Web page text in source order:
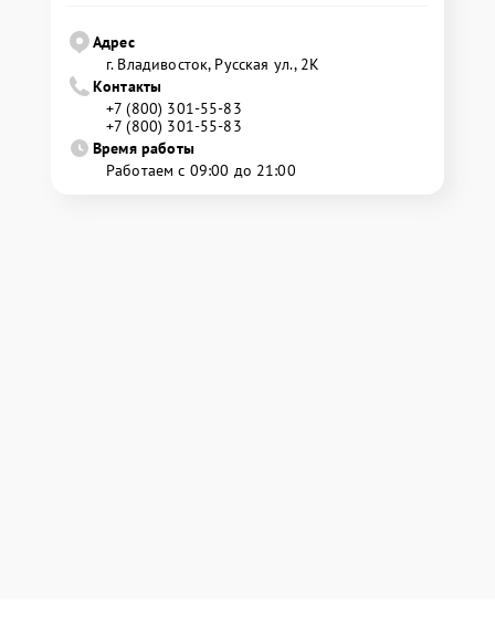
Адрес
г. Владивосток, Русская ул., 2К
Контакты
+7 (800) 301-55-83
+7 (800) 301-55-83
Время работы
Работаем с 09:00 до 21:00